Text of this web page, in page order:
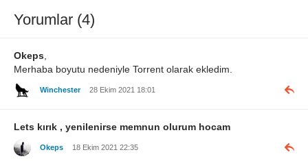
Yorumlar (4)
Okeps,
Merhaba boyutu nedeniyle Torrent olarak ekledim.
Winchester 28 Ekim 2021 18:01
Lets kırık , yenilenirse memnun olurum hocam
Okeps 18 Ekim 2021 22:35